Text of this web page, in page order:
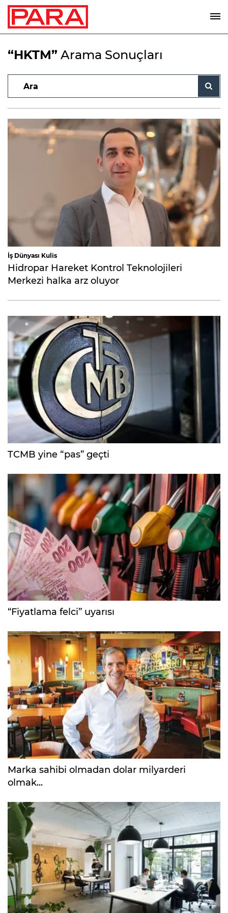
“HKTM” Arama Sonuçları
İş Dünyası Kulis
Hidropar Hareket Kontrol Teknolojileri
Merkezi halka arz oluyor
TCMB yine “pas” geçti
“Fiyatlama felci” uyarısı
Marka sahibi olmadan dolar milyarderi
olmak...